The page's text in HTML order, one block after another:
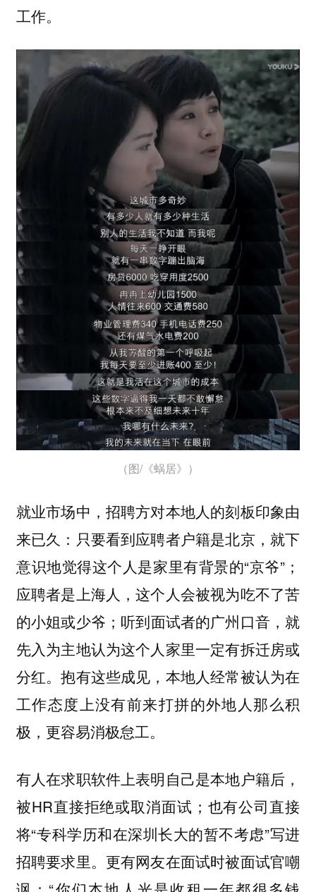
工作。
（图/《蜗居》）
就业市场中，招聘方对本地人的刻板印象由
来已久：只要看到应聘者户籍是北京，就下
意识地觉得这个人是家里有背景的“京爷”；
应聘者是上海人，这个人会被视为吃不了苦
的小姐或少爷；听到面试者的广州口音，就
先入为主地认为这个人家里一定有拆迁房或
分红。抱有这些成见，本地人经常被认为在
工作态度上没有前来打拼的外地人那么积
极，更容易消极怠工。
有人在求职软件上表明自己是本地户籍后，
被HR直接拒绝或取消面试；也有公司直接
将“专科学历和在深圳长大的暂不考虑”写进
招聘要求里。更有网友在面试时被面试官嘲